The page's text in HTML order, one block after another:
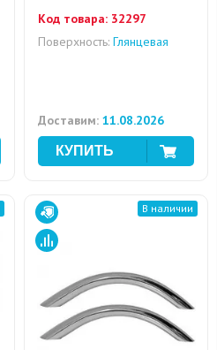
Код товара: 32297
Поверхность: Глянцевая
Доставим: 11.08.2026
В наличии